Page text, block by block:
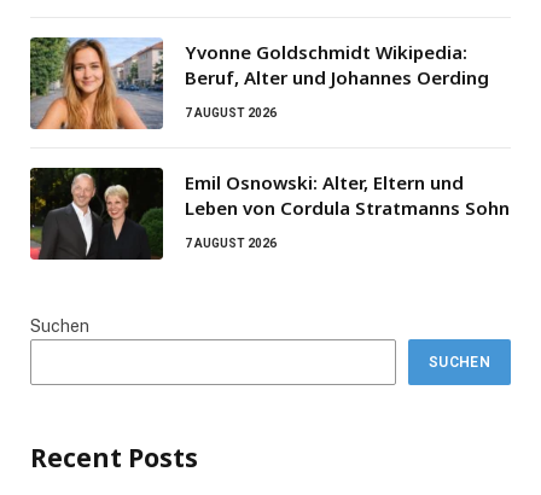
Yvonne Goldschmidt Wikipedia:
Beruf, Alter und Johannes Oerding
7 AUGUST 2026
Emil Osnowski: Alter, Eltern und
Leben von Cordula Stratmanns Sohn
7 AUGUST 2026
Suchen
SUCHEN
Recent Posts